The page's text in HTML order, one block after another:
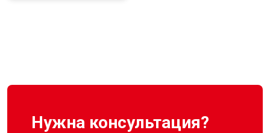
Нужна консультация?